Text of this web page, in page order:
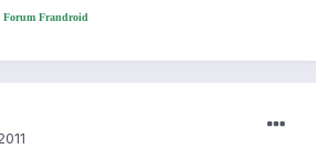
Forum Frandroid